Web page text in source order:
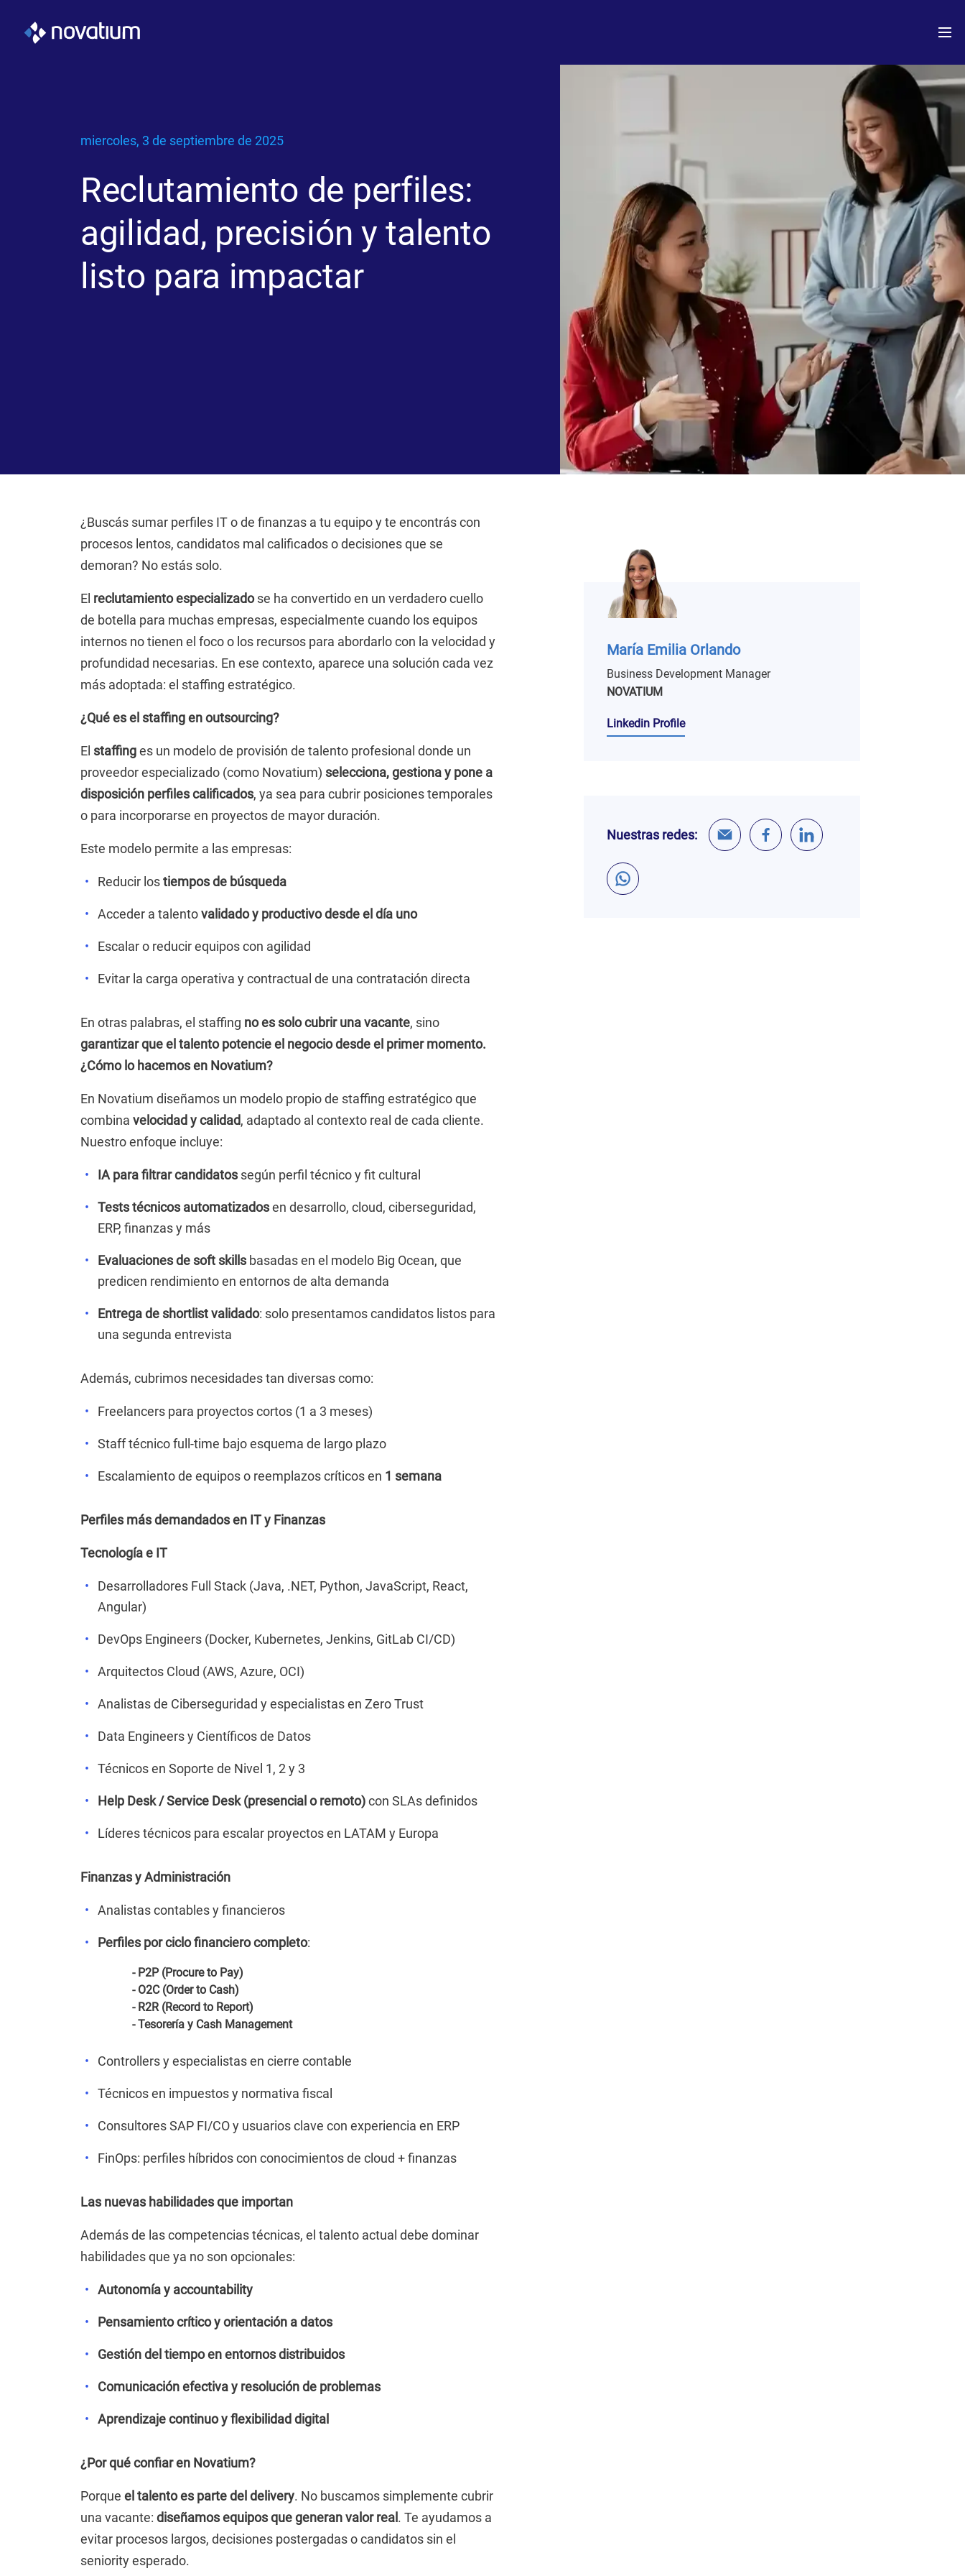
miercoles, 3 de septiembre de 2025
Reclutamiento de perfiles:
agilidad, precisión y talento
listo para impactar
¿Buscás sumar perfiles IT o de finanzas a tu equipo y te encontrás con
procesos lentos, candidatos mal calificados o decisiones que se
demoran? No estás solo.
El reclutamiento especializadose ha convertido en un verdadero cuello
de botella para muchas empresas, especialmente cuando los equipos
internos no tienen el foco o los recursos para abordarlo con la velocidad y
profundidad necesarias. En ese contexto, aparece una solución cada vez
más adoptada: el staffing estratégico.
¿Qué es el staffing en outsourcing?
El staffinges un modelo de provisión de talento profesional donde un
proveedor especializado (como Novatium) selecciona, gestiona y pone a
disposición perfiles calificados, ya sea para cubrir posiciones temporales
o para incorporarse en proyectos de mayor duración.
Este modelo permite a las empresas:
Reducir lostiempos de búsqueda
Acceder a talentovalidado y productivo desde el día uno
Escalar o reducir equipos con agilidad
Evitar la carga operativa y contractual de una contratación directa
En otras palabras, el staffing no es solo cubrir una vacante, sino
garantizar que el talento potencie el negocio desde el primer momento.
¿Cómo lo hacemos en Novatium?
En Novatium diseñamos un modelo propio de staffing estratégico que
combina velocidad y calidad, adaptado al contexto real de cada cliente.
Nuestro enfoque incluye:
IA para filtrar candidatossegún perfil técnico y fit cultural
Tests técnicos automatizadosen desarrollo, cloud, ciberseguridad,
ERP, finanzas y más
Evaluaciones de soft skillsbasadas en el modelo Big Ocean, que
predicen rendimiento en entornos de alta demanda
Entrega de shortlist validado: solo presentamos candidatos listos para
una segunda entrevista
Además, cubrimos necesidades tan diversas como:
Freelancers para proyectos cortos (1 a 3 meses)
Staff técnico full-time bajo esquema de largo plazo
Escalamiento de equipos o reemplazos críticos en 1 semana
Perfiles más demandados en IT y Finanzas
Tecnología e IT
Desarrolladores Full Stack (Java, .NET, Python, JavaScript, React,
Angular)
DevOps Engineers (Docker, Kubernetes, Jenkins, GitLab CI/CD)
Arquitectos Cloud (AWS, Azure, OCI)
Analistas de Ciberseguridad y especialistas en Zero Trust
Data Engineers y Científicos de Datos
Técnicos en Soporte de Nivel 1, 2 y 3
Help Desk / Service Desk (presencial o remoto)con SLAs definidos
Líderes técnicos para escalar proyectos en LATAM y Europa
Finanzas y Administración
Analistas contables y financieros
Perfiles por ciclo financiero completo:
- P2P (Procure to Pay)
- O2C (Order to Cash)
- R2R (Record to Report)
- Tesorería y Cash Management
Controllers y especialistas en cierre contable
Técnicos en impuestos y normativa fiscal
Consultores SAP FI/CO y usuarios clave con experiencia en ERP
FinOps: perfiles híbridos con conocimientos de cloud + finanzas
Las nuevas habilidades que importan
Además de las competencias técnicas, el talento actual debe dominar
habilidades que ya no son opcionales:
Autonomía y accountability
Pensamiento crítico y orientación a datos
Gestión del tiempo en entornos distribuidos
Comunicación efectiva y resolución de problemas
Aprendizaje continuo y flexibilidad digital
¿Por qué confiar en Novatium?
Porque el talento es parte del delivery. No buscamos simplemente cubrir
una vacante: diseñamos equipos que generan valor real . Te ayudamos a
evitar procesos largos, decisiones postergadas o candidatos sin el
seniority esperado.
María Emilia Orlando
Business Development Manager
NOVATIUM
Linkedin Profile
Nuestras redes: